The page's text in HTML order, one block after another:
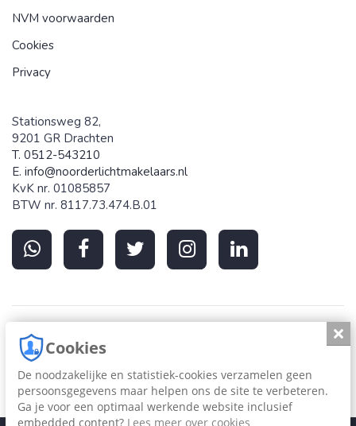
NVM voorwaarden
Cookies
Privacy
Stationsweg 82,
9201 GR Drachten
T. 0512-543210
E. info@noorderlichtmakelaars.nl
KvK nr. 01085857
BTW nr. 8117.73.474.B.01
NVMFunda
Funda
in
business
NWWI
Register
Taxateur
Cookies
De noodzakelijke en statistiek-cookies verzamelen geen
persoonsgegevens maar helpen ons de site te verbeteren.
Ga je voor een optimaal werkende website inclusief
embedded content? Lees meer over cookies